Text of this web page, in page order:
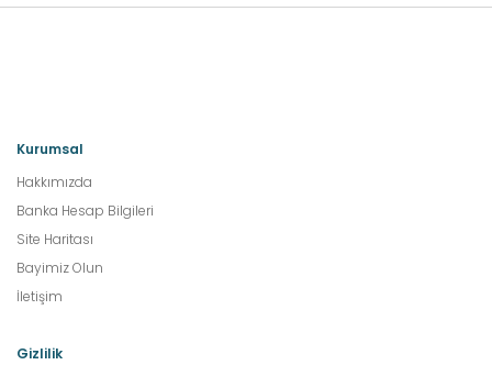
Kurumsal
Hakkımızda
Banka Hesap Bilgileri
Site Haritası
Bayimiz Olun
İletişim
Gizlilik